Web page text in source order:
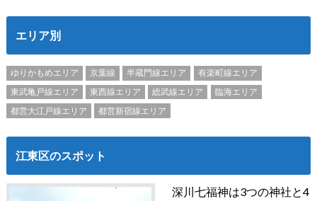
エリア別
ゆりかもめエリア 京葉線 半蔵門線エリア
有楽町線エリア
東武亀戸線エリア
東西線エリア 総武線エリア
臨海エリア
都営大江戸線エリア
都営新宿線エリア
江東区のスポット
深川七福神は3つの神社と4